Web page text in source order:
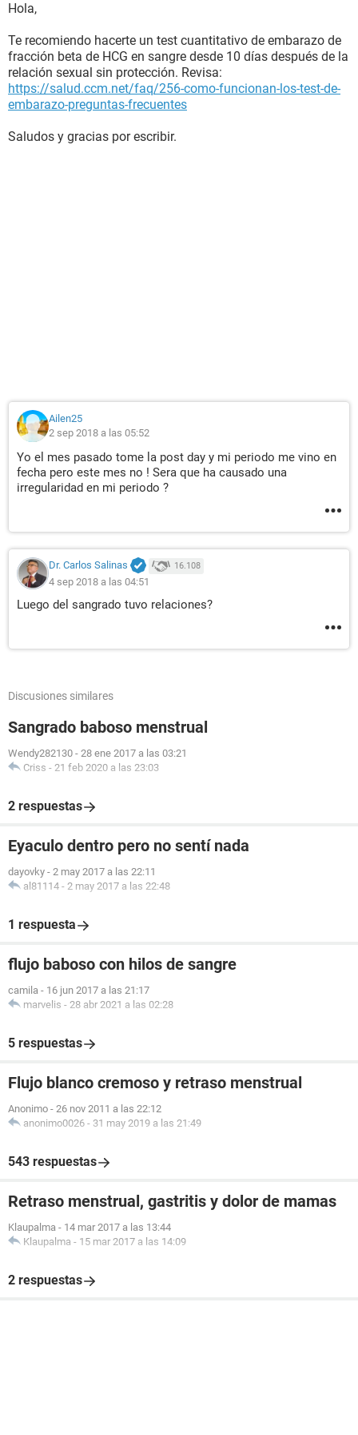
Hola,
Te recomiendo hacerte un test cuantitativo de embarazo de
fracción beta de HCG en sangre desde 10 días después de la
relación sexual sin protección. Revisa:
https://salud.ccm.net/faq/256-como-funcionan-los-test-de-
embarazo-preguntas-frecuentes
Saludos y gracias por escribir.
Ailen25
2 sep 2018 a las 05:52
Yo el mes pasado tome la post day y mi periodo me vino en
fecha pero este mes no ! Sera que ha causado una
irregularidad en mi periodo ?
Dr. Carlos Salinas 16.108
4 sep 2018 a las 04:51
Luego del sangrado tuvo relaciones?
Discusiones similares
Sangrado baboso menstrual
Wendy282130 - 28 ene 2017 a las 03:21
Criss - 21 feb 2020 a las 23:03
2 respuestas
Eyaculo dentro pero no sentí nada
dayovky - 2 may 2017 a las 22:11
al81114 - 2 may 2017 a las 22:48
1 respuesta
flujo baboso con hilos de sangre
camila - 16 jun 2017 a las 21:17
marvelis - 28 abr 2021 a las 02:28
5 respuestas
Flujo blanco cremoso y retraso menstrual
Anonimo - 26 nov 2011 a las 22:12
anonimo0026 - 31 may 2019 a las 21:49
543 respuestas
Retraso menstrual, gastritis y dolor de mamas
Klaupalma - 14 mar 2017 a las 13:44
Klaupalma - 15 mar 2017 a las 14:09
2 respuestas